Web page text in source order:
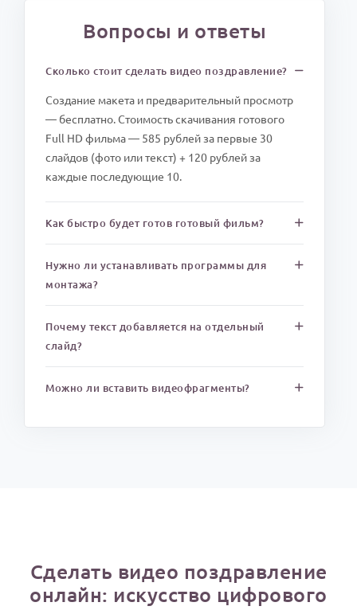
Вопросы и ответы
Сколько стоит сделать видео поздравление?
Создание макета и предварительный просмотр
— бесплатно. Стоимость скачивания готового
Full HD фильма — 585 рублей за первые 30
слайдов (фото или текст) + 120 рублей за
каждые последующие 10.
Как быстро будет готов готовый фильм?
Нужно ли устанавливать программы для
монтажа?
Почему текст добавляется на отдельный
слайд?
Можно ли вставить видеофрагменты?
Сделать видео поздравление
онлайн: искусство цифрового